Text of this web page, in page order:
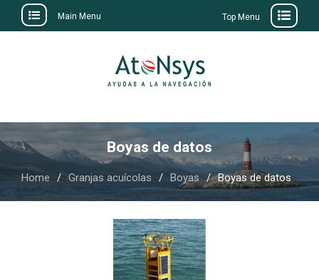
Main Menu Top Menu
Boyas de datos
Home Granjas acuícolas Boyas Boyas de datos